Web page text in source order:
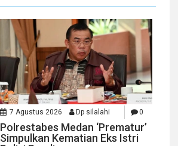
7 Agustus 2026 Dp silalahi 0
Polrestabes Medan ‘Prematur’
Simpulkan Kematian Eks Istri